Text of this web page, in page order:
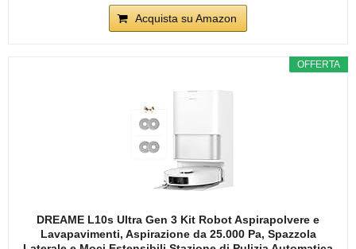
Acquista su Amazon
OFFERTA
DREAME L10s Ultra Gen 3 Kit Robot Aspirapolvere e
Lavapavimenti, Aspirazione da 25.000 Pa, Spazzola